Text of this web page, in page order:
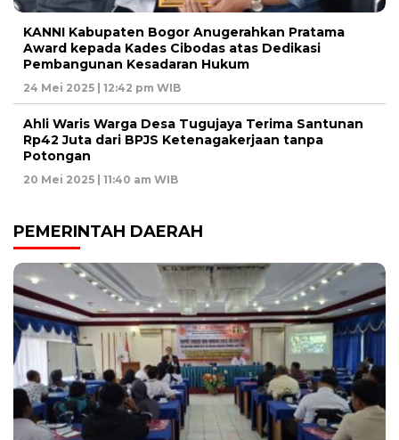
KANNI Kabupaten Bogor Anugerahkan Pratama
Award kepada Kades Cibodas atas Dedikasi
Pembangunan Kesadaran Hukum
24 Mei 2025 | 12:42 pm WIB
Ahli Waris Warga Desa Tugujaya Terima Santunan
Rp42 Juta dari BPJS Ketenagakerjaan tanpa
Potongan
20 Mei 2025 | 11:40 am WIB
PEMERINTAH DAERAH